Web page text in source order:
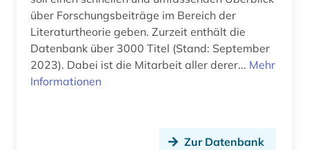
galloromanistik (14)
gedenktag (1)
gedicht (3)
geisteswissenschaften (23)
über Forschungsbeiträge im Bereich der
Literaturtheorie geben. Zurzeit enthält die
Datenbank über 3000 Titel (Stand: September
2023). Dabei ist die Mitarbeit aller derer... Mehr
Informationen
Zur Datenbank